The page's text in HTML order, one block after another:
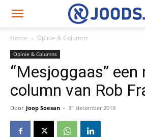
Home Opinie & Columns
Opinie & Columns
“Mesjoggaas” een
column van Rob
Door Joop Soesan - 31 december 2019